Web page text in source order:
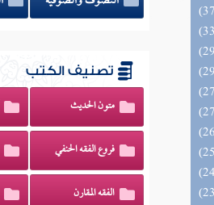
تصنيف الكتب
متون الحديث
فروع الفقه الحنفي
الفقه المقارن